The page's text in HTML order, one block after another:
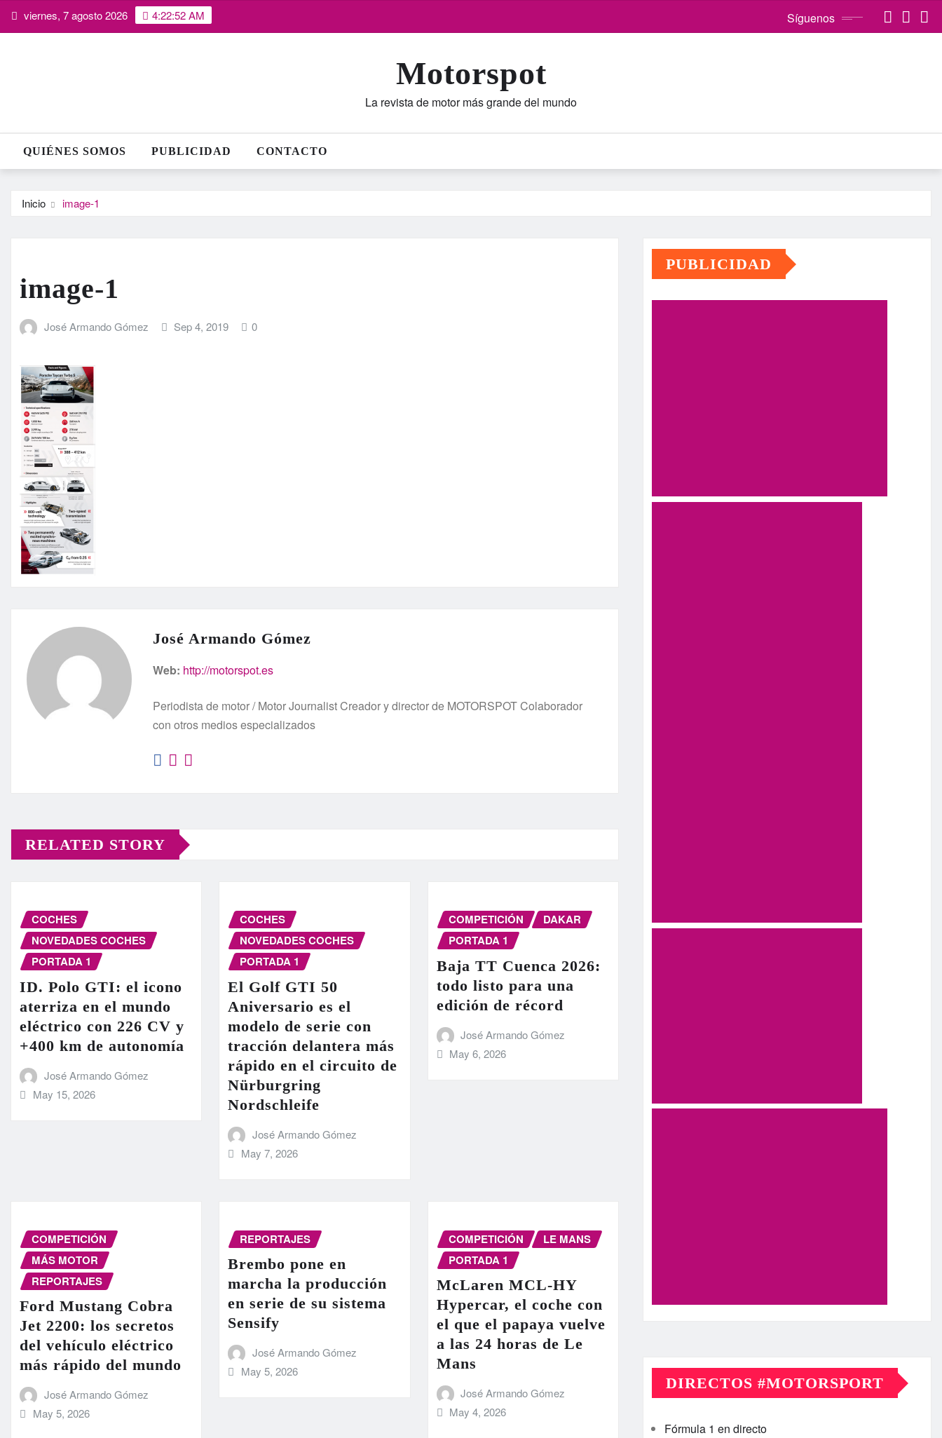
Saltar viernes, 7 agosto 2026 4:22:53 AM Síguenos
Motorspot
La revista de motor más grande del mundo
QUIÉNES SOMOS PUBLICIDAD CONTACTO
Inicio image-1
image-1
José Armando Gómez Sep 4, 2019 0
José Armando Gómez
Web: http://motorspot.es
Periodista de motor / Motor Journalist Creador y director de MOTORSPOT Colaborador
con otros medios especializados
RELATED STORY
COCHES
NOVEDADES COCHES
PORTADA 1
ID. Polo GTI: el icono
aterriza en el mundo
eléctrico con 226 CV y
+400 km de autonomía
José Armando Gómez
May 15, 2026
COCHES
NOVEDADES COCHES
PORTADA 1
El Golf GTI 50
Aniversario es el
modelo de serie con
tracción delantera más
rápido en el circuito de
Nürburgring
Nordschleife
José Armando Gómez
May 7, 2026
COMPETICIÓN
DAKAR
PORTADA 1
Baja TT Cuenca 2026:
todo listo para una
edición de récord
José Armando Gómez
May 6, 2026
COMPETICIÓN
MÁS MOTOR
REPORTAJES
Ford Mustang Cobra
Jet 2200: los secretos
del vehículo eléctrico
más rápido del mundo
José Armando Gómez
May 5, 2026
REPORTAJES
Brembo pone en
marcha la producción
en serie de su sistema
Sensify
José Armando Gómez
May 5, 2026
COMPETICIÓN
LE MANS
PORTADA 1
McLaren MCL-HY
Hypercar, el coche con
el que el papaya vuelve
a las 24 horas de Le
Mans
José Armando Gómez
May 4, 2026
PUBLICIDAD
DIRECTOS #MOTORSPORT
Fórmula 1 en directo